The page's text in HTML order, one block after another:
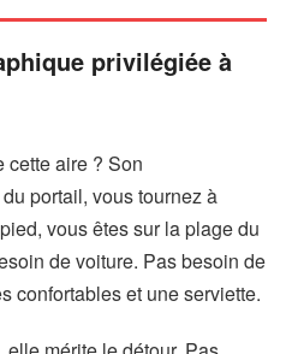
privilégiée à
cette aire ? Son
portail, vous tournez à
vous êtes sur la plage du
de voiture. Pas besoin de
confortables et une serviette.